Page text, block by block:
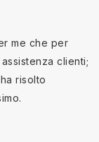
me che per
clienti;
risolto